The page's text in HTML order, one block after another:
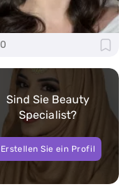
0
Sind Sie Beauty
Specialist?
Erstellen Sie ein Profil